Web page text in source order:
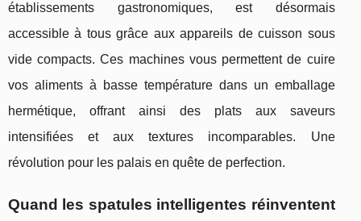
établissements gastronomiques, est désormais
accessible à tous grâce aux appareils de cuisson sous
vide compacts. Ces machines vous permettent de cuire
vos aliments à basse température dans un emballage
hermétique, offrant ainsi des plats aux saveurs
intensifiées et aux textures incomparables. Une
révolution pour les palais en quête de perfection.
Quand les spatules intelligentes réinventent